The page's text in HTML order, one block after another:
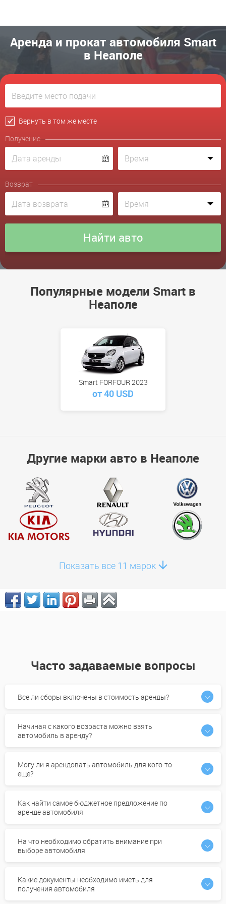
Аренда и прокат автомобиля Smart
в Неаполе
Вернуть в том же месте
Получение
Возврат
Популярные модели Smart в
Неаполе
Smart FORFOUR 2023
от 40 USD
Другие марки авто в Неаполе
Показать все 11 марок
Часто задаваемые вопросы
Все ли сборы включены в стоимость аренды?
Начиная с какого возраста можно взять
автомобиль в аренду?
Могу ли я арендовать автомобиль для кого-то
еще?
Как найти самое бюджетное предложение по
аренде автомобиля
На что необходимо обратить внимание при
выборе автомобиля
Какие документы необходимо иметь для
получения автомобиля